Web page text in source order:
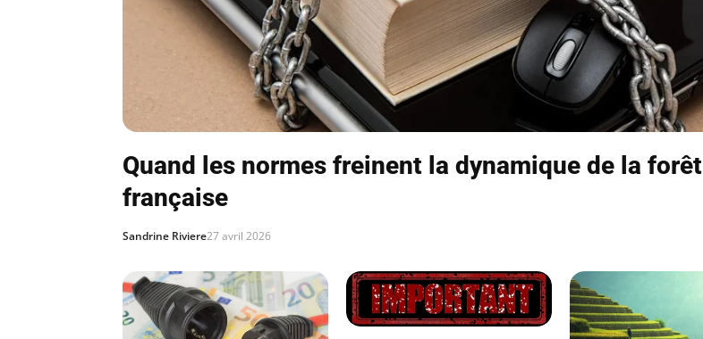
Quand les normes freinent la dynamique de la forêt
française
Sandrine Riviere27 avril 2026